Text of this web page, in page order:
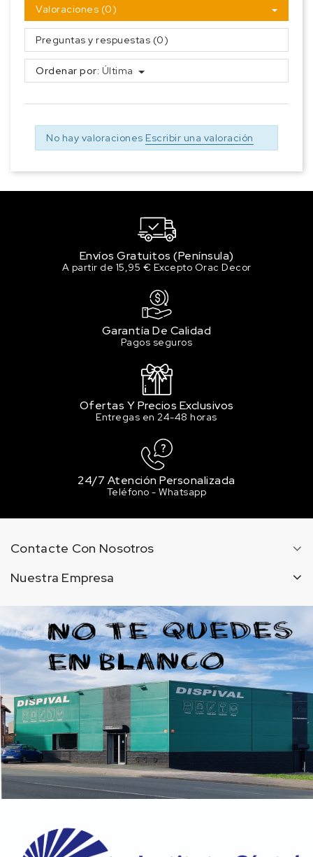
Valoraciones (0)
Preguntas y respuestas (0)
Ordenar por: Última
No hay valoraciones Escribir una valoración
Envíos Gratuitos (Península)
A partir de 15,95 € Excepto Orac Decor
Garantía De Calidad
Pagos seguros
Ofertas Y Precios Exclusivos
Entregas en 24-48 horas
24/7 Atención Personalizada
Teléfono - Whatsapp
Contacte Con Nosotros
Nuestra Empresa